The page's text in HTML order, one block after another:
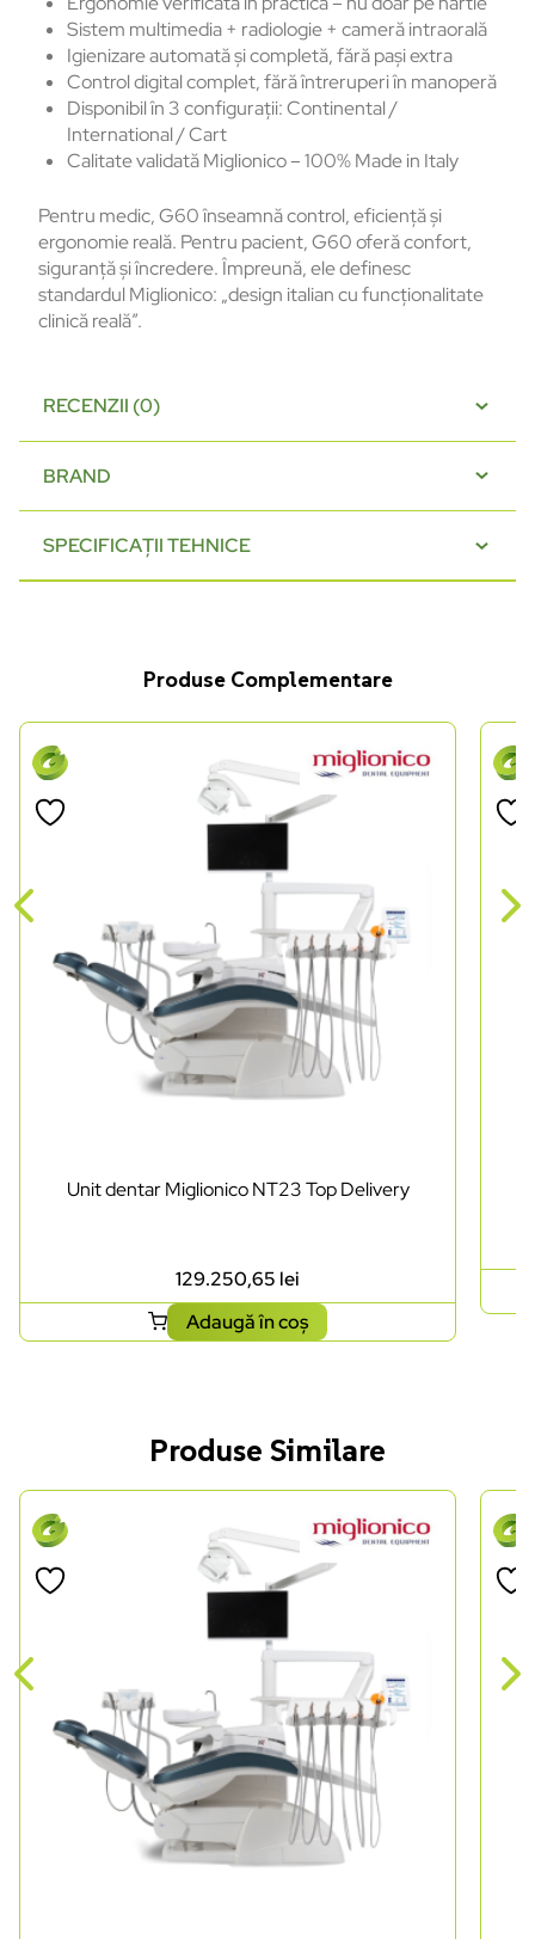
Sistem multimedia + radiologie + cameră intraorală
Igienizare automată și completă, fără pași extra
Control digital complet, fără întreruperi în manoperă
Disponibil în 3 configurații: Continental /
International / Cart
Calitate validată Miglionico – 100% Made in Italy
Pentru medic, G60 înseamnă control, eficiență și
ergonomie reală. Pentru pacient, G60 oferă confort,
siguranță și încredere. Împreună, ele definesc
standardul Miglionico: „design italian cu funcționalitate
clinică reală”.
RECENZII (0)
BRAND
SPECIFICAȚII TEHNICE
Produse Complementare
Unit dentar Miglionico NT23 Top Delivery
129.250,65 lei
Adaugă în coș
Produse Similare